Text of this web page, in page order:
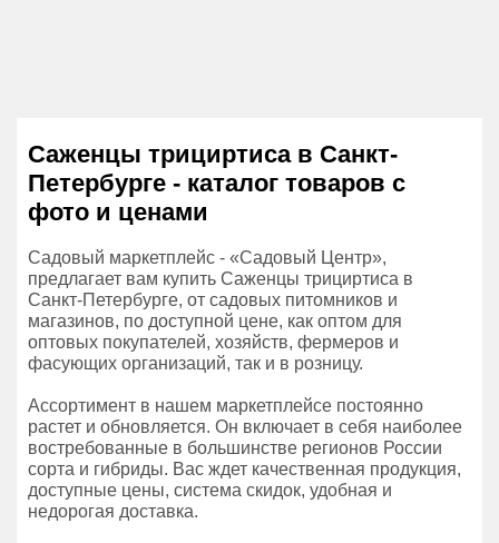
Саженцы трициртиса в Санкт-
Петербурге - каталог товаров с
фото и ценами
Садовый маркетплейс - «Садовый Центр»,
предлагает вам купить Саженцы трициртиса в
Санкт-Петербурге, от садовых питомников и
магазинов, по доступной цене, как оптом для
оптовых покупателей, хозяйств, фермеров и
фасующих организаций, так и в розницу.
Ассортимент в нашем маркетплейсе постоянно
растет и обновляется. Он включает в себя наиболее
востребованные в большинстве регионов России
сорта и гибриды. Вас ждет качественная продукция,
доступные цены, система скидок, удобная и
недорогая доставка.